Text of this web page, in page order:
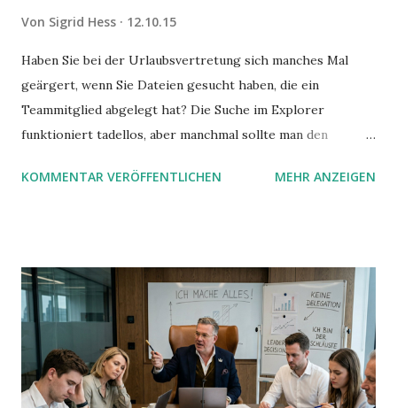
Von Sigrid Hess 12.10.15
Haben Sie bei der Urlaubsvertretung sich manches Mal
geärgert, wenn Sie Dateien gesucht haben, die ein
Teammitglied abgelegt hat? Die Suche im Explorer
funktioniert tadellos, aber manchmal sollte man den
mit UND oder ODER oder NICHT... Das geht so einfach,
KOMMENTAR VERÖFFENTLICHEN MEHR ANZEIGEN